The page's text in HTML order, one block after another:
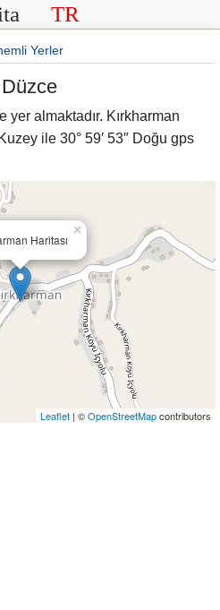
TR
Yerler
yer almaktadır. Kırkharman
ile 30° 59′ 53″ Doğu gps
Haritası
×
Leaflet | ©OpenStreetMapcontributors